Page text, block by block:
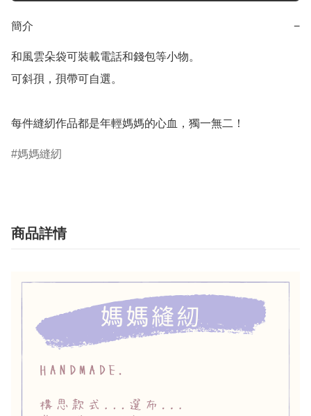
簡介 −
和風雲朵袋可裝載電話和錢包等小物。
可斜孭，孭帶可自選。
每件縫紉作品都是年輕媽媽的心血，獨一無二！
媽媽縫紉
商品詳情